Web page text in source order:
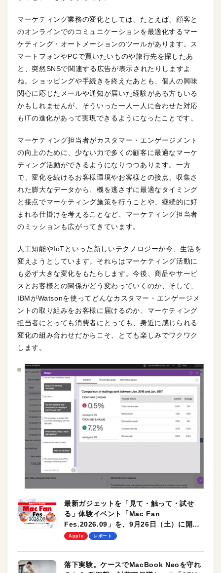
マーケティング業務の変化としては、たとえば、顧客と
のオンラインでのコミュニケーションを最適化するマー
ケティング・オートメーションのツールがあります。ス
マートフォンやPCで買いたいものや旅行先を探したあ
と、突然SNSで関連する広告が表示されたりしますよ
ね。ショッピングや手続きを終えたあとも、個人の興味
関心に応じたメールや通知が届いた経験がある方もいる
かもしれませんが、そういった一人一人に合わせた対応
もITの進化があって実現できるようになったことです。
マーケティング担当者がカスタマー・エンゲージメント
の向上のために、少ない力で多くの顧客に最適なマーケ
ティング活動ができるようになりつつあります。一方
で、変化を続けるお客様環境やお客様との接点、収集さ
れた膨大なデータから、機を逃さずに最適なタイミング
と接点でマーケティング施策を行うことや、継続的に好
まれる仕掛けを考えることなど、マーケティング担当者
のミッションも広がってきています。
人工知能やIoTといった新しいテクノロジーが今、生活を
変えようとしています。それらはマーケティング活動に
も必ず大きな変化をもたらします。今後、商品やサービ
スとお客様との関係がどう変わっていくのか、そして、
IBMがWatsonを使ってどんなカスタマー・エンゲージメ
ントの取り組みをお客様に届けるのか、マーケティング
担当者にとっても消費者にとっても、身近に感じられる
変化の組み合わせだからこそ、とても楽しみでワクワク
します。
最新ガジェットを「見て・触って・試せ
る」体験イベント「Mac Fan
Fes.2026.09」を、9月26日（土）に開催
します！
Apple レポート
落下実験。ケースでMacBook Neoを守れ